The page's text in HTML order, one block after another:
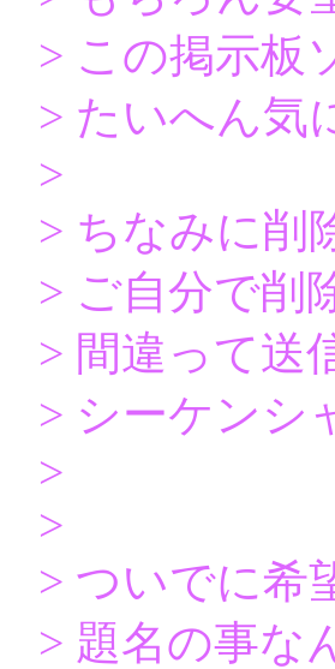
> この掲示板
> たいへん気
>
> ちなみに削
> ご自分で削
> 間違って送
> シーケンシ
>
>
> ついでに希
> 題名の事な